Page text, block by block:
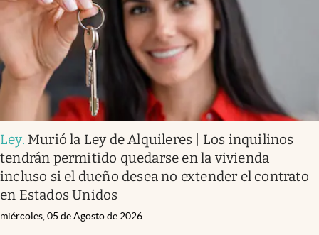
Ley. Murió la Ley de Alquileres | Los inquilinos
tendrán permitido quedarse en la vivienda
incluso si el dueño desea no extender el contrato
en Estados Unidos
miércoles, 05 de Agosto de 2026